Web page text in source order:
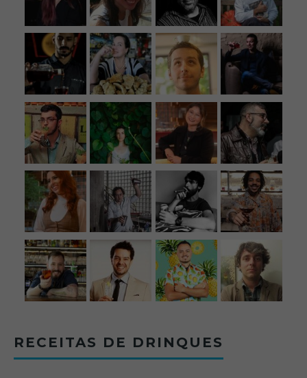
RECEITAS DE DRINQUES